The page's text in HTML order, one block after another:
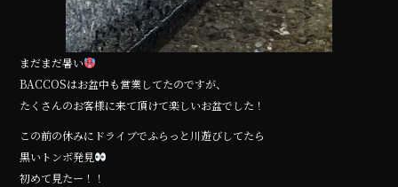
まだまだ暑い
BACCOSはお盆中も営業してたのですが、
たくさんのお客様に来て頂けて楽しいお盆でした！
この前の休みにドライブでふらっと川遊びしてたら
黒いトンボ発見
初めて見たー！！